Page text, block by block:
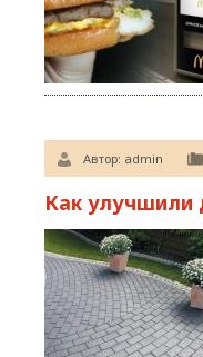
Автор: admin
Как улучшили